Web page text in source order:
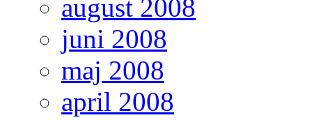
august 2008
juni 2008
maj 2008
april 2008